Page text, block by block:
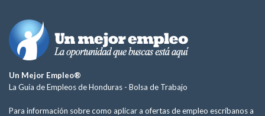
Un Mejor Empleo®
La Guía de Empleos de Honduras - Bolsa de Trabajo
Para información sobre como aplicar a ofertas de empleo escríbanos a